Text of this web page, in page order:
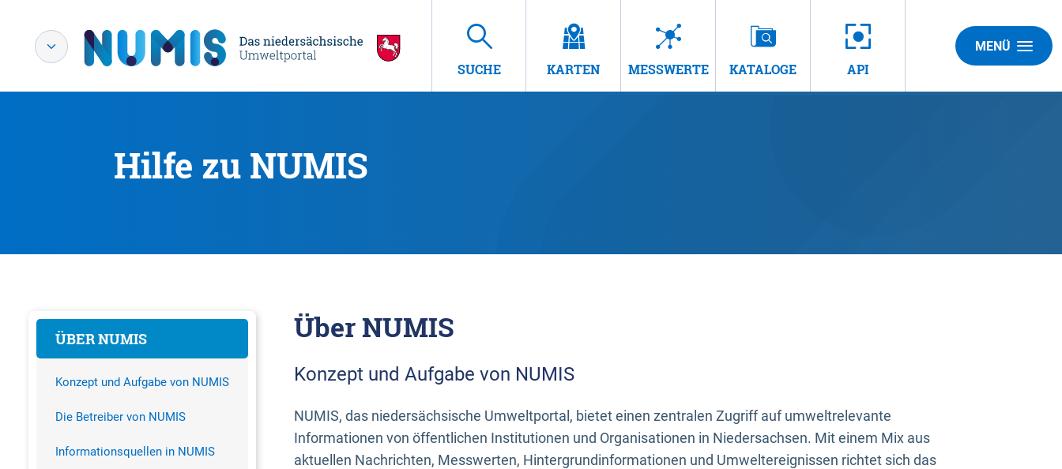
SUCHE KARTEN MESSWERTE KATALOGE API
MENÜ
Hilfe zu NUMIS
ÜBER NUMIS
Konzept und Aufgabe von NUMIS
Die Betreiber von NUMIS
Informationsquellen in NUMIS
Über NUMIS
Konzept und Aufgabe von NUMIS
NUMIS, das niedersächsische Umweltportal, bietet einen zentralen Zugriff auf umweltrelevante
Informationen von öffentlichen Institutionen und Organisationen in Niedersachsen. Mit einem Mix aus
aktuellen Nachrichten, Messwerten, Hintergrundinformationen und Umweltereignissen richtet sich das